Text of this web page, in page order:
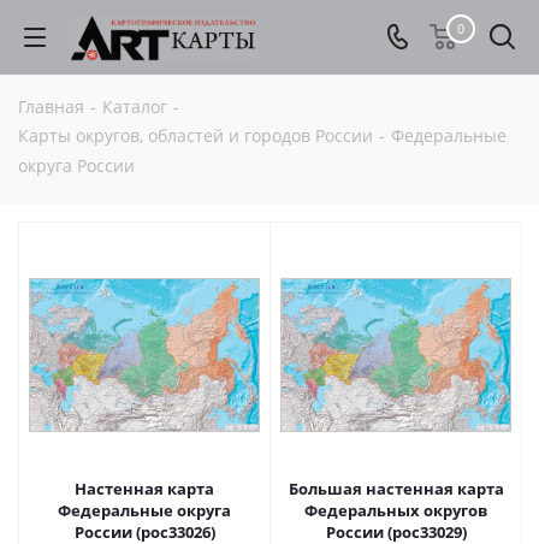
0
Главная - Каталог -
Карты округов, областей и городов России - Федеральные
округа России
Настенная карта
Федеральные округа
России (рос33026)
Большая настенная карта
Федеральных округов
России (рос33029)